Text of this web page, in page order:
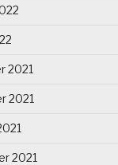
2021
2021
2021